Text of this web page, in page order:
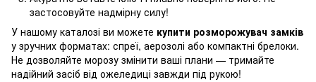
застосовуйте надмірну силу!
У нашому каталозі ви можете купити розморожувач замків
у зручних форматах: спреї, аерозолі або компактні брелоки.
Не дозволяйте морозу змінити ваші плани — тримайте
надійний засіб від ожеледиці завжди під рукою!